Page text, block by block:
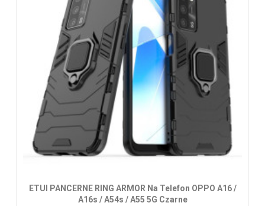
ETUI PANCERNE RING ARMOR Na Telefon OPPO A16 /
A16s / A54s / A55 5G Czarne